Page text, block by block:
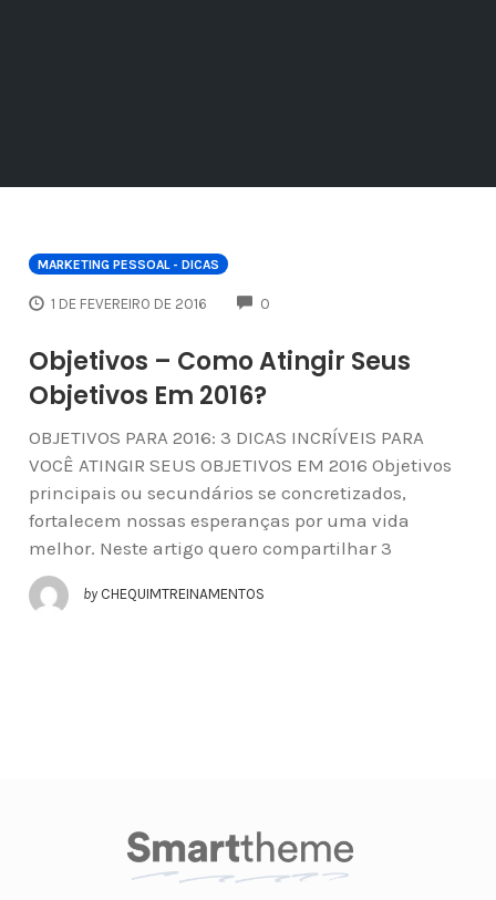
MARKETING PESSOAL - DICAS
1 DE FEVEREIRO DE 2016 0
Objetivos – Como Atingir Seus
Objetivos Em 2016?
OBJETIVOS PARA 2016: 3 DICAS INCRÍVEIS PARA
VOCÊ ATINGIR SEUS OBJETIVOS EM 2016 Objetivos
principais ou secundários se concretizados,
fortalecem nossas esperanças por uma vida
melhor. Neste artigo quero compartilhar 3
by CHEQUIMTREINAMENTOS